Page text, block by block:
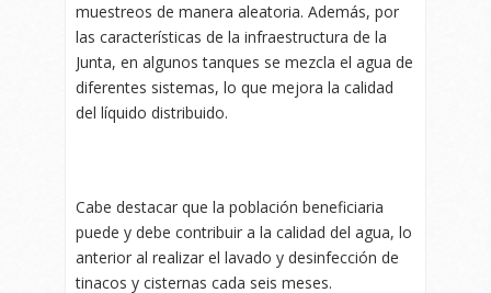
muestreos de manera aleatoria. Además, por
las características de la infraestructura de la
Junta, en algunos tanques se mezcla el agua de
diferentes sistemas, lo que mejora la calidad
del líquido distribuido.
Cabe destacar que la población beneficiaria
puede y debe contribuir a la calidad del agua, lo
anterior al realizar el lavado y desinfección de
tinacos y cisternas cada seis meses.